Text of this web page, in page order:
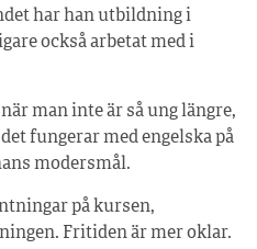
har han utbildning i
också arbetat med i
man inte är så ung längre,
fungerar med engelska på
modersmål.
på kursen,
Fritiden är mer oklar.